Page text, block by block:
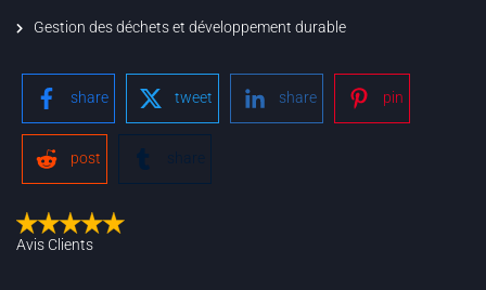
Gestion des déchets et développement durable
share tweet share pin
post share
Avis Clients